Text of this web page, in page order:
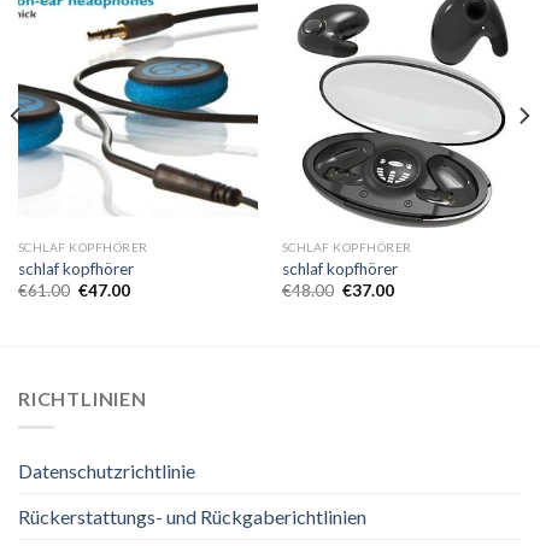
SCHLAF KOPFHÖRER
schlaf kopfhörer
€61.00 €47.00
SCHLAF KOPFHÖRER
schlaf kopfhörer
€48.00 €37.00
RICHTLINIEN
Datenschutzrichtlinie
Rückerstattungs- und Rückgaberichtlinien